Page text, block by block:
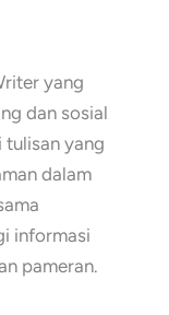
yang
dan sosial
tulisan yang
dalam
informasi
pameran.